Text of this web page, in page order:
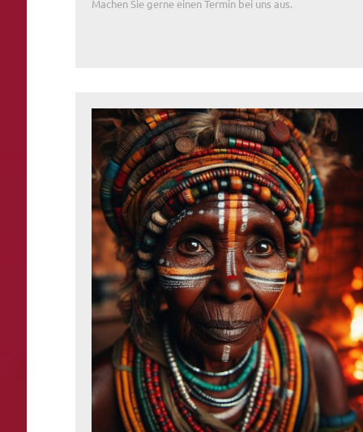
Machen Sie gerne einen Termin bei uns aus.